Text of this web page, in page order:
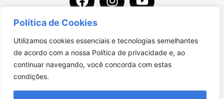
Política de Cookies
Utilizamos cookies essenciais e tecnologias semelhantes
de acordo com a nossa Política de privacidade e, ao
continuar navegando, você concorda com estas
condições.
ONUMEROCHAVE. Todos os Direitos Reservados